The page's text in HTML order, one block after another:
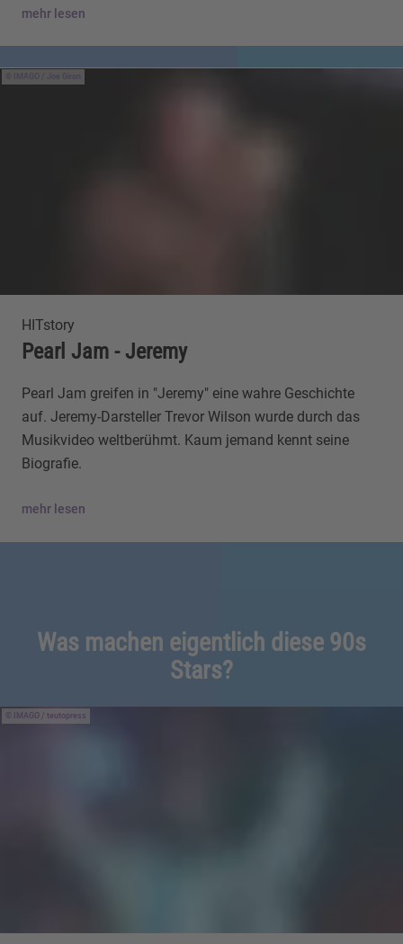
mehr lesen
IMAGO / Joe Giron
HITstory
Pearl Jam - Jeremy
Pearl Jam greifen in "Jeremy" eine wahre Geschichte
auf. Jeremy-Darsteller Trevor Wilson wurde durch das
Musikvideo weltberühmt. Kaum jemand kennt seine
Biografie.
mehr lesen
Was machen eigentlich diese 90s
Stars?
IMAGO / teutopress